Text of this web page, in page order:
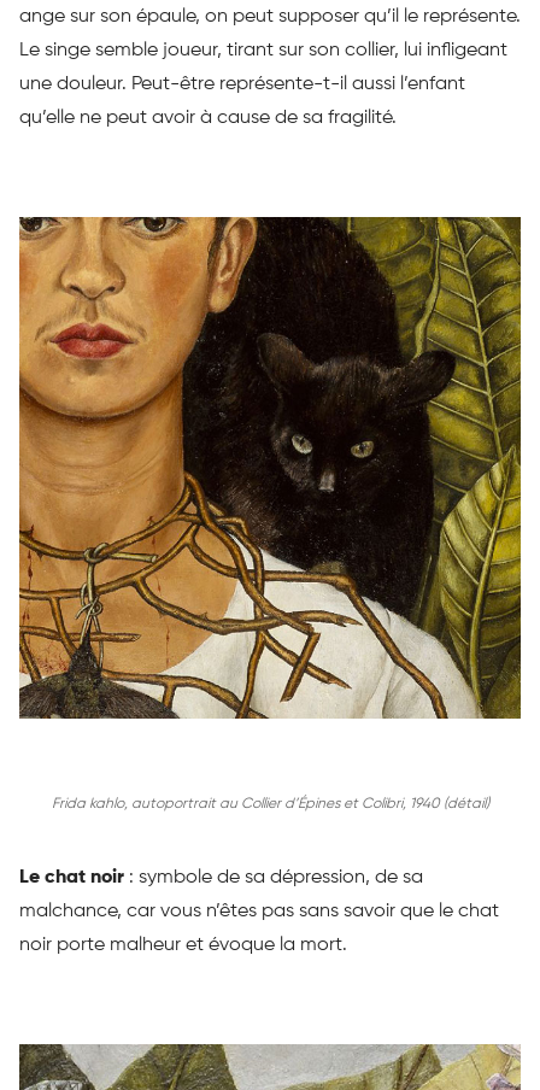
ange sur son épaule, on peut supposer qu’il le représente.
Le singe semble joueur, tirant sur son collier, lui infligeant
une douleur. Peut-être représente-t-il aussi l’enfant
qu’elle ne peut avoir à cause de sa fragilité.
Frida kahlo, autoportrait au Collier d’Épines et Colibri, 1940 (détail)
Le chat noir : symbole de sa dépression, de sa
malchance, car vous n’êtes pas sans savoir que le chat
noir porte malheur et évoque la mort.